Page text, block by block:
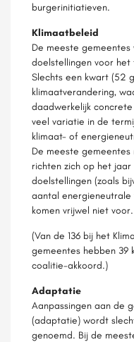
burgerinitiatieven.
Klimaatbeleid
De meeste
doelstellingen voor
Slechts een kwart (52
klimaatverandering,
daadwerkelijk
veel variatie in de
klimaat- of
De meeste
richten zich op het
doelstellingen (zoals
aantal energieneutrale
komen vrijwel niet voor.
(Van de 136 bij het
gemeentes hebben 39
coalitie-akkoord.)
Adaptatie
Aanpassingen aan de
(adaptatie) wordt
genoemd. Bij de